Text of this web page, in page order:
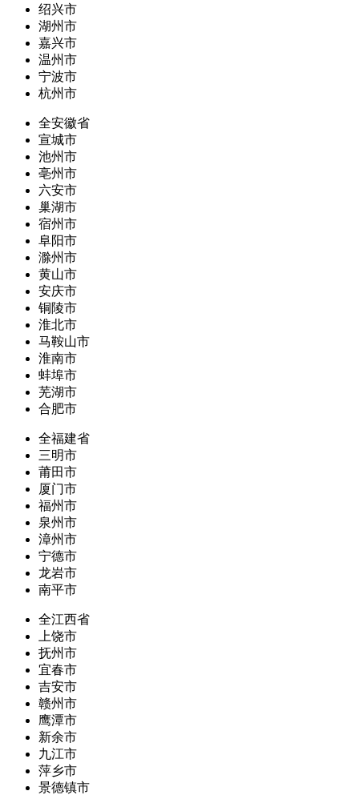
绍兴市
湖州市
嘉兴市
温州市
宁波市
杭州市
全安徽省
宣城市
池州市
亳州市
六安市
巢湖市
宿州市
阜阳市
滁州市
黄山市
安庆市
铜陵市
淮北市
马鞍山市
淮南市
蚌埠市
芜湖市
合肥市
全福建省
三明市
莆田市
厦门市
福州市
泉州市
漳州市
宁德市
龙岩市
南平市
全江西省
上饶市
抚州市
宜春市
吉安市
赣州市
鹰潭市
新余市
九江市
萍乡市
景德镇市